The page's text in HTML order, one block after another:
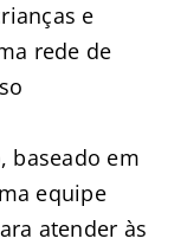
e
rede de
baseado em
equipe
atender às